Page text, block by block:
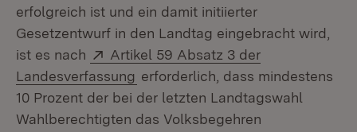
erfolgreich ist und ein damit initiierter
Gesetzentwurf in den Landtag eingebracht wird,
ist es nach
Extern:
Artikel 59 Absatz 3 der
Landesverfassung (Öffnet in neuem Fenster)
erforderlich, dass mindestens
10 Prozent der bei der letzten Landtagswahl
Wahlberechtigten das Volksbegehren